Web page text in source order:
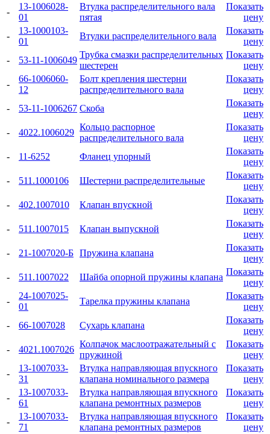
-
13-1006028-
01
Втулка распределительного вала
пятая
Показать
цену
-
13-1000103-
01
Втулки распределительного вала
Показать
цену
-
53-11-1006049
Трубка смазки распределительных
шестерен
Показать
цену
-
66-1006060-
12
Болт крепления шестерни
распределительного вала
Показать
цену
-
53-11-1006267 Скоба
Показать
цену
-
4022.1006029
Кольцо распорное
распределительного вала
Показать
цену
-
11-6252 Фланец упорный
Показать
цену
-
511.1000106 Шестерни распределительные
Показать
цену
-
402.1007010 Клапан впускной
Показать
цену
-
511.1007015 Клапан выпускной
Показать
цену
-
21-1007020-Б Пружина клапана
Показать
цену
-
511.1007022 Шайба опорной пружины клапана
Показать
цену
-
24-1007025-
01
Тарелка пружины клапана
Показать
цену
-
66-1007028 Сухарь клапана
Показать
цену
-
4021.1007026
Колпачок маслоотражательный с
пружиной
Показать
цену
-
13-1007033-
31
Втулка направляющая впускного
клапана номинального размера
Показать
цену
-
13-1007033-
61
Втулка направляющая впускного
клапана ремонтных размеров
Показать
цену
-
13-1007033-
71
Втулка направляющая впускного
клапана ремонтных размеров
Показать
цену